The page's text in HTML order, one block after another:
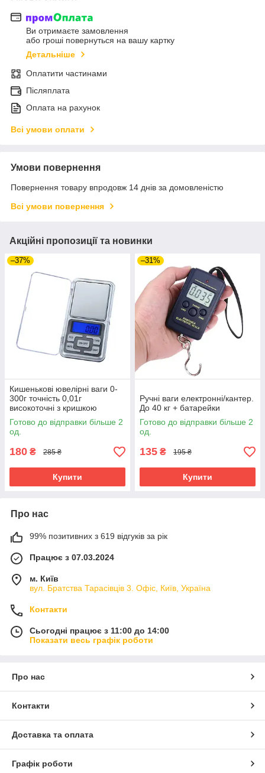
Ви отримаєте замовлення
або гроші повернуться на вашу картку
Детальніше
Оплатити частинами
Післяплата
Оплата на рахунок
Всі умови оплати
Умови повернення
Повернення товару впродовж 14 днів за домовленістю
Всі умови повернення
Акційні пропозиції та новинки
–37%
Кишенькові ювелірні ваги 0-
300г точність 0,01г
високоточні з кришкою
Готово до відправки більше 2
од.
180 ₴ 285 ₴
Купити
–31%
Ручні ваги електронні/кантер.
До 40 кг + батарейки
Готово до відправки більше 2
од.
135 ₴ 195 ₴
Купити
Про нас
99% позитивних з 619 відгуків за рік
Працює з 07.03.2024
м. Київ
вул. Братства Тарасівців 3. Офіс, Київ, Україна
Контакти
Сьогодні працює з 11:00 до 14:00
Показати весь графік роботи
Про нас
Контакти
Доставка та оплата
Графік роботи